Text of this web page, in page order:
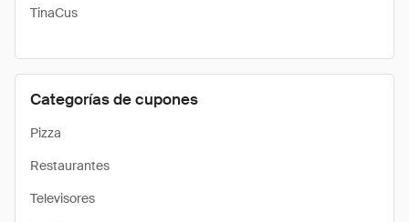
TinaCus
Categorías de cupones
Pizza
Restaurantes
Televisores